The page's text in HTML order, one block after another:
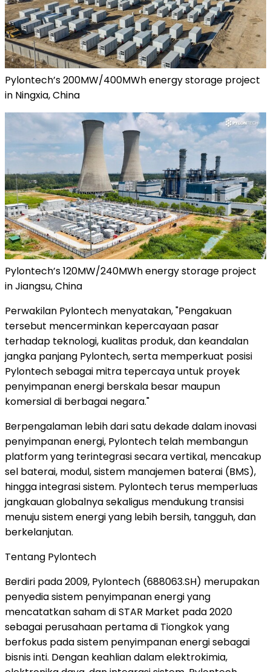
Pylontech’s 200MW/400MWh energy storage project
in Ningxia, China
Pylontech’s 120MW/240MWh energy storage project
in Jiangsu, China
Perwakilan Pylontech menyatakan, "Pengakuan
tersebut mencerminkan kepercayaan pasar
terhadap teknologi, kualitas produk, dan keandalan
jangka panjang Pylontech, serta memperkuat posisi
Pylontech sebagai mitra tepercaya untuk proyek
penyimpanan energi berskala besar maupun
komersial di berbagai negara."
Berpengalaman lebih dari satu dekade dalam inovasi
penyimpanan energi, Pylontech telah membangun
platform yang terintegrasi secara vertikal, mencakup
sel baterai, modul, sistem manajemen baterai (BMS),
hingga integrasi sistem. Pylontech terus memperluas
jangkauan globalnya sekaligus mendukung transisi
menuju sistem energi yang lebih bersih, tangguh, dan
berkelanjutan.
Tentang Pylontech
Berdiri pada 2009, Pylontech (688063.SH) merupakan
penyedia sistem penyimpanan energi yang
mencatatkan saham di STAR Market pada 2020
sebagai perusahaan pertama di Tiongkok yang
berfokus pada sistem penyimpanan energi sebagai
bisnis inti. Dengan keahlian dalam elektrokimia,